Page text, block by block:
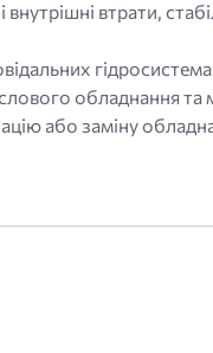
втрати,
обладнання та
або заміну